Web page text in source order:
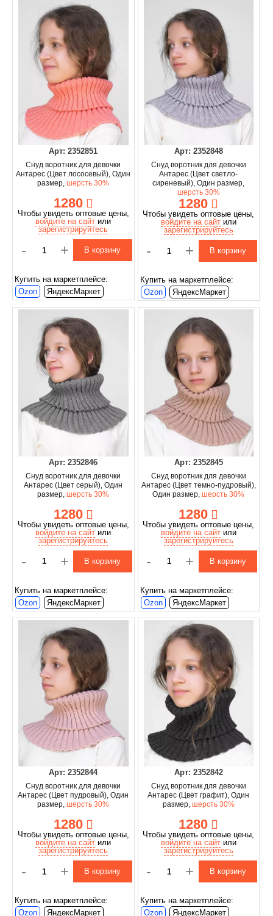
Арт: 2352851
Снуд воротник для девочки
Антарес (Цвет лососевый), Один
размер,шерсть 30%
1280
Чтобы увидеть оптовые цены,
войдите на сайт или
зарегистрируйтесь
- + В корзину
Купить на маркетплейсе:
Ozon
ЯндексМаркет
Арт: 2352848
Снуд воротник для девочки
Антарес (Цвет светло-
сиреневый), Один размер,
шерсть 30%
1280
Чтобы увидеть оптовые цены,
войдите на сайтили
зарегистрируйтесь
- + В корзину
Купить на маркетплейсе:
Ozon
ЯндексМаркет
Арт: 2352846
Снуд воротник для девочки
Антарес (Цвет серый), Один
размер,шерсть 30%
1280
Чтобы увидеть оптовые цены,
войдите на сайт или
зарегистрируйтесь
- + В корзину
Купить на маркетплейсе:
Ozon
ЯндексМаркет
Арт: 2352845
Снуд воротник для девочки
Антарес (Цвет темно-пудровый),
Один размер,шерсть 30%
1280
Чтобы увидеть оптовые цены,
войдите на сайтили
зарегистрируйтесь
- + В корзину
Купить на маркетплейсе:
Ozon
ЯндексМаркет
Арт: 2352844
Снуд воротник для девочки
Антарес (Цвет пудровый), Один
размер,шерсть 30%
1280
Чтобы увидеть оптовые цены,
войдите на сайт или
зарегистрируйтесь
- + В корзину
Купить на маркетплейсе:
Ozon
ЯндексМаркет
Арт: 2352842
Снуд воротник для девочки
Антарес (Цвет графит), Один
размер, шерсть 30%
1280
Чтобы увидеть оптовые цены,
войдите на сайтили
зарегистрируйтесь
- + В корзину
Купить на маркетплейсе:
Ozon
ЯндексМаркет